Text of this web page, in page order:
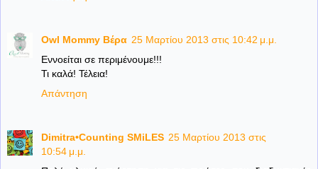
Owl Mommy Βέρα 25 Μαρτίου 2013 στις 10:42 μ.μ.
Εννοείται σε περιμένουμε!!!
Τι καλά! Τέλεια!
Απάντηση
Dimitra•Counting SΜiLES 25 Μαρτίου 2013 στις
10:54 μ.μ.